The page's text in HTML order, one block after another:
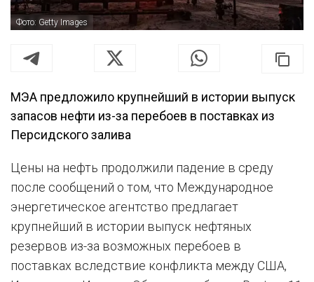
Фото: Getty Images
МЭА предложило крупнейший в истории выпуск
запасов нефти из-за перебоев в поставках из
Персидского залива
Цены на нефть продолжили падение в среду
после сообщений о том, что Международное
энергетическое агентство предлагает
крупнейший в истории выпуск нефтяных
резервов из-за возможных перебоев в
поставках вследствие конфликта между США,